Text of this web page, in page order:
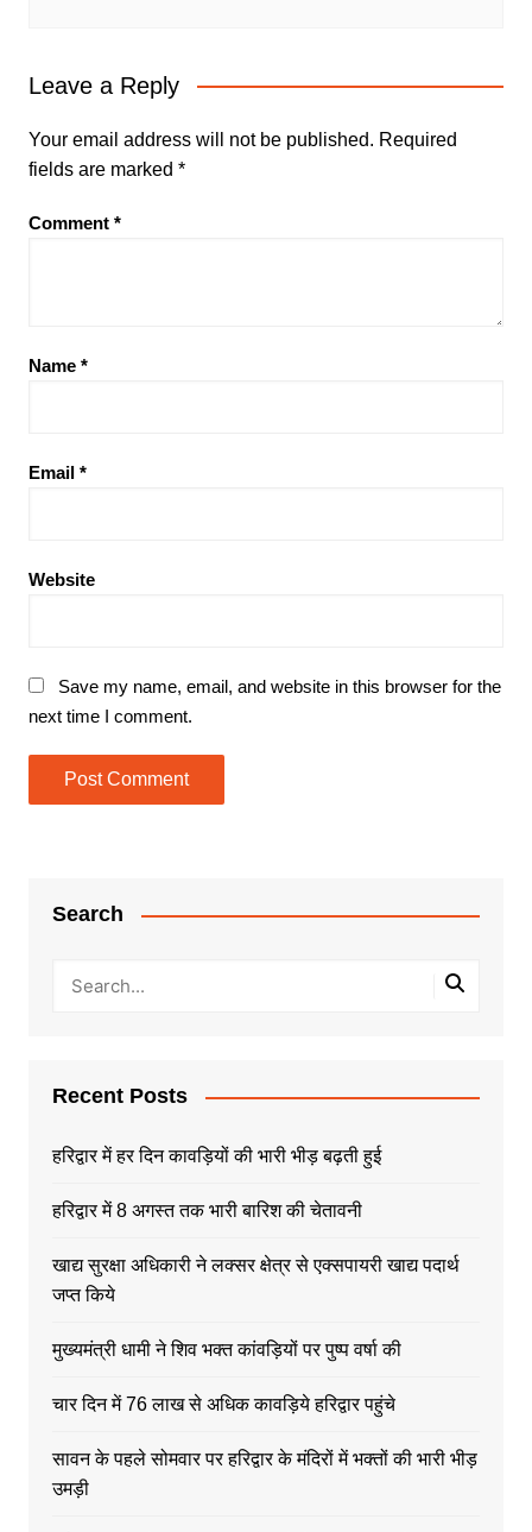
Leave a Reply
Your email address will not be published. Required
fields are marked *
Comment *
Name *
Email *
Website
Save my name, email, and website in this browser for the
next time I comment.
Search
Recent Posts
हरिद्वार में हर दिन कावड़ियों की भारी भीड़ बढ़ती हुई
हरिद्वार में 8 अगस्त तक भारी बारिश की चेतावनी
खाद्य सुरक्षा अधिकारी ने लक्सर क्षेत्र से एक्सपायरी खाद्य पदार्थ
जप्त किये
मुख्यमंत्री धामी ने शिव भक्त कांवड़ियों पर पुष्प वर्षा की
चार दिन में 76 लाख से अधिक कावड़िये हरिद्वार पहुंचे
सावन के पहले सोमवार पर हरिद्वार के मंदिरों में भक्तों की भारी भीड़
उमड़ी